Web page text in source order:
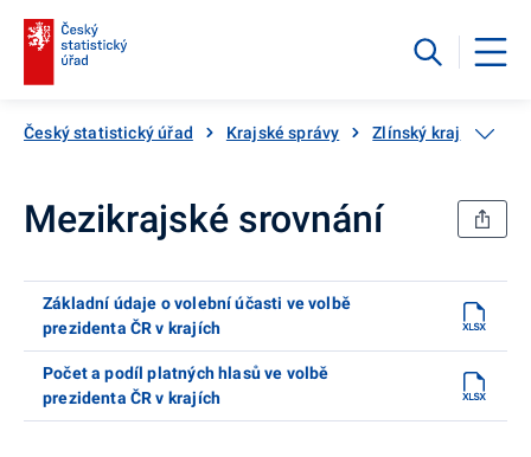
Český statistický úřad Krajské správy Zlínský kraj
Mezikrajské srovnání
Základní údaje o volební účasti ve volbě
prezidenta ČR v krajích
Počet a podíl platných hlasů ve volbě
prezidenta ČR v krajích